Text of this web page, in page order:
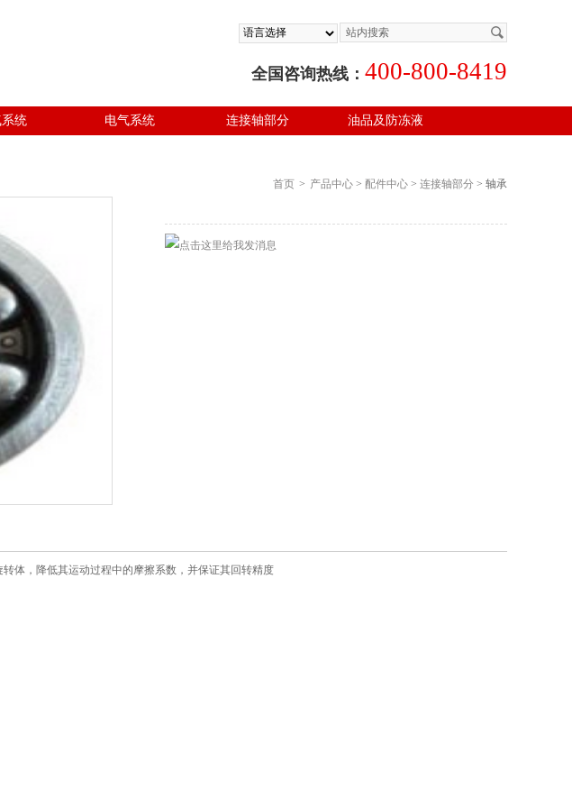
全国咨询热线： 400-800-8419
统 电气系统 连接轴部分 油品及防冻液
首页 > 产品中心 > 配件中心 > 连接轴部分 > 轴承
体，降低其运动过程中的摩擦系数，并保证其回转精度